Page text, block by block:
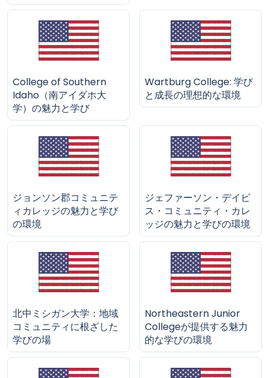
College of Southern
Idaho（南アイダホ大
学）の魅力と学び
Wartburg College: 学び
と成長の理想的な環境
ジョンソン郡コミュニテ
ィカレッジの魅力と学び
の環境
ジェファーソン・デイビ
ス・コミュニティ・カレ
ッジの魅力と学びの環境
北中ミシガン大学：地域
コミュニティに根ざした
学びの場
Northeastern Junior
Collegeが提供する魅力
的な学びの環境